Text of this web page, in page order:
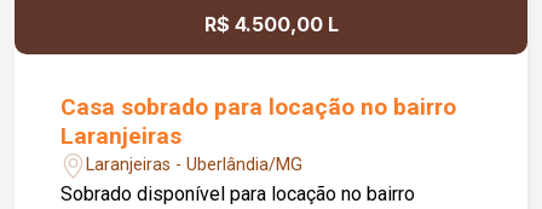
R$ 4.500,00 L
Casa sobrado para locação no bairro
Laranjeiras
Laranjeiras - Uberlândia/MG
Sobrado disponível para locação no bairro